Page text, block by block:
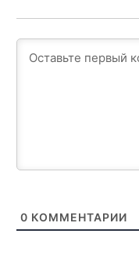
0 КОММЕНТАРИИ